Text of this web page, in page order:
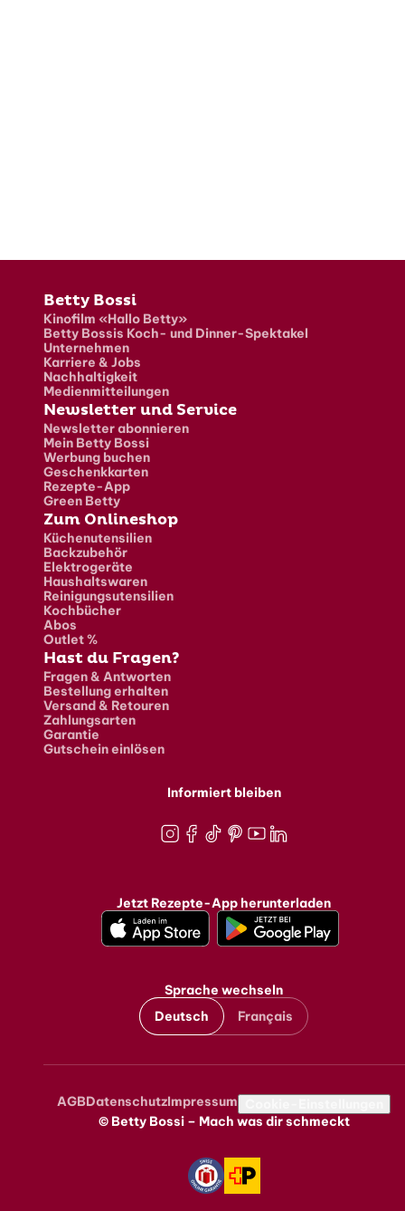
Fusszeile
Betty Bossi
Kinofilm «Hallo Betty»
Betty Bossis Koch- und Dinner-Spektakel
Unternehmen
Karriere & Jobs
Nachhaltigkeit
Medienmitteilungen
Newsletter und Service
Newsletter abonnieren
Mein Betty Bossi
Werbung buchen
Geschenkkarten
Rezepte-App
Green Betty
Zum Onlineshop
Küchenutensilien
Backzubehör
Elektrogeräte
Haushaltswaren
Reinigungsutensilien
Kochbücher
Abos
Outlet %
Hast du Fragen?
Fragen & Antworten
Bestellung erhalten
Versand & Retouren
Zahlungsarten
Garantie
Gutschein einlösen
Informiert bleiben
Jetzt Rezepte-App herunterladen
Sprache wechseln
Deutsch
Français
Metanavigation
AGBDatenschutzImpressum
© Betty Bossi – Mach was dir schmeckt